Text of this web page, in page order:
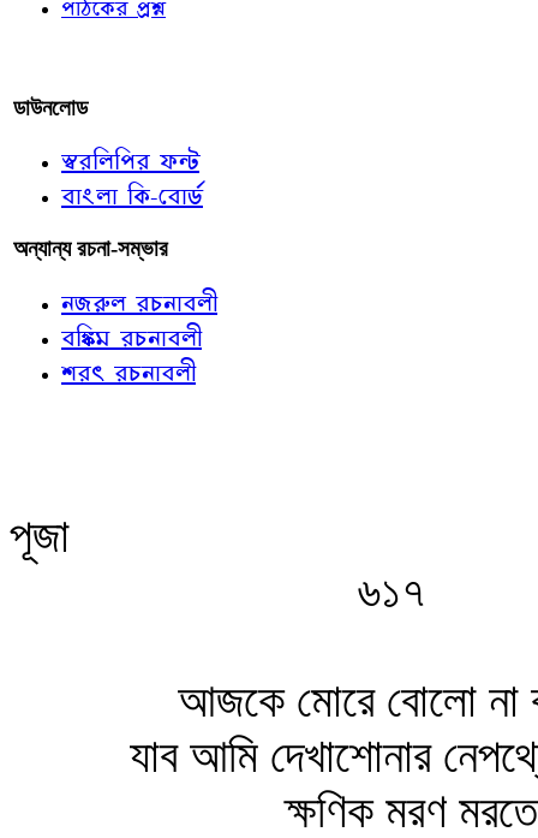
পাঠকের প্রশ্ন
ডাউনলোড
স্বরলিপির ফন্ট
বাংলা কি-বোর্ড
অন্যান্য রচনা-সম্ভার
নজরুল রচনাবলী
বঙ্কিম রচনাবলী
শরৎ রচনাবলী
পূজা
৬১৭
আজকে মোরে বোলো না
যাব আমি দেখাশোনার
ক্ষণিক মরণ